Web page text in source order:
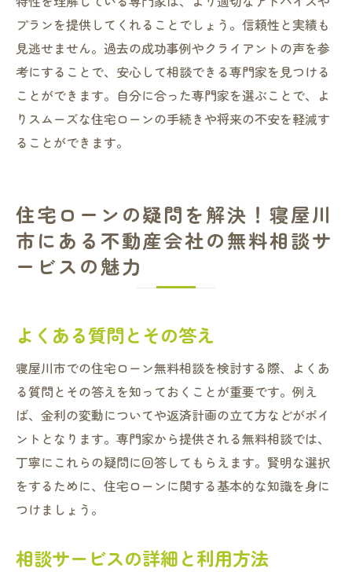
プランを提供してくれることでしょう。信頼性と実績も
見逃せません。過去の成功事例やクライアントの声を参
考にすることで、安心して相談できる専門家を見つける
ことができます。自分に合った専門家を選ぶことで、よ
りスムーズな住宅ローンの手続きや将来の不安を軽減す
ることができます。
住宅ローンの疑問を解決！寝屋川
市にある不動産会社の無料相談サ
ービスの魅力
よくある質問とその答え
寝屋川市での住宅ローン無料相談を検討する際、よくあ
る質問とその答えを知っておくことが重要です。例え
ば、金利の変動についてや返済計画の立て方などがポイ
ントとなります。専門家から提供される無料相談では、
丁寧にこれらの疑問に回答してもらえます。賢明な選択
をするために、住宅ローンに関する基本的な知識を身に
つけましょう。
相談サービスの詳細と利用方法